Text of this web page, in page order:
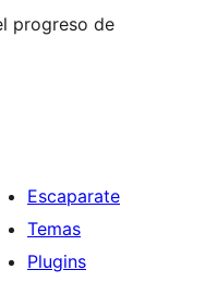
progreso de
Escaparate
Temas
Plugins